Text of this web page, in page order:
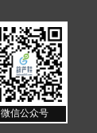
微信公众号